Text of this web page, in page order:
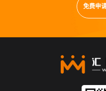
免费申